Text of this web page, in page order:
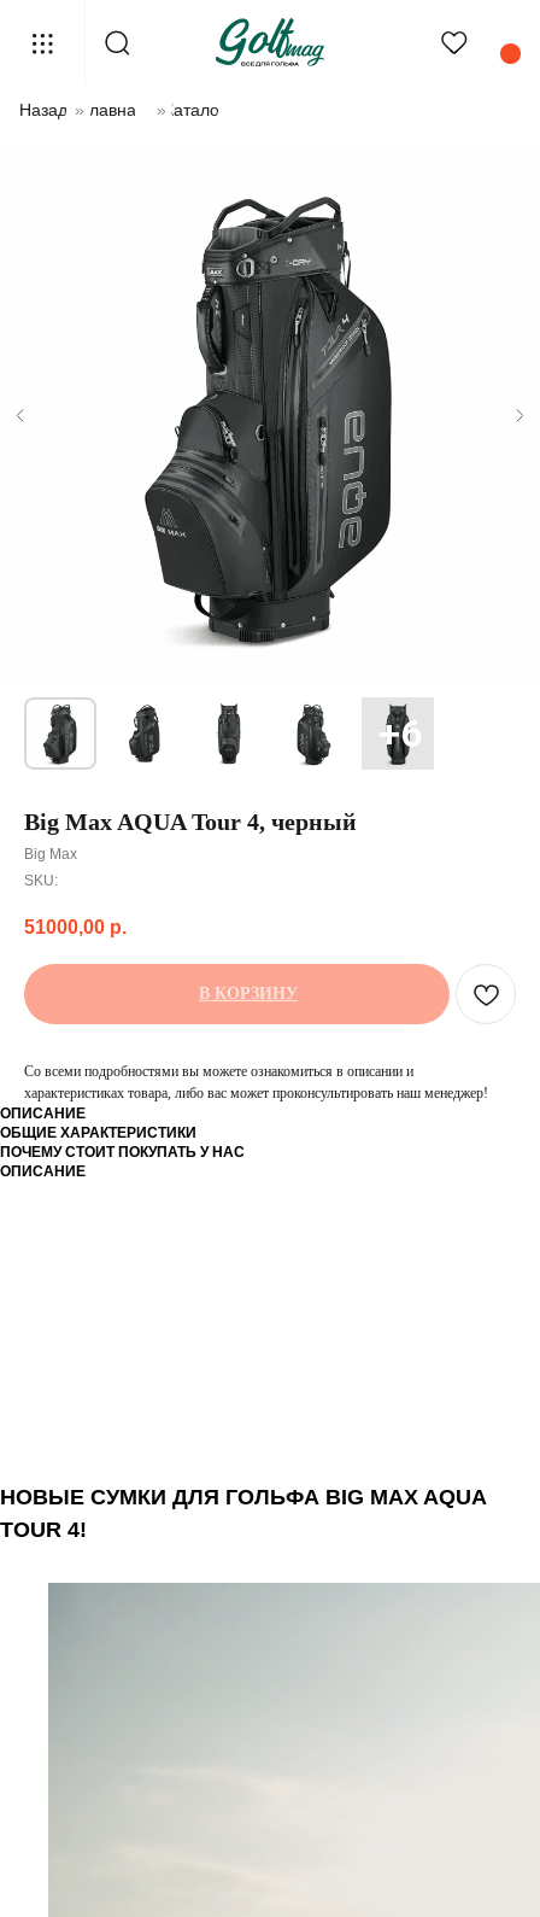
Назад »Главная »Каталог
Big Max AQUA Tour 4, черный
Big Max
SKU:
51000,00 р.
В КОРЗИНУ
Со всеми подробностями вы можете ознакомиться в описании и
характеристиках товара, либо вас может проконсультировать наш менеджер!
ОПИСАНИЕ
ОБЩИЕ ХАРАКТЕРИСТИКИ
ПОЧЕМУ СТОИТ ПОКУПАТЬ У НАС
ОПИСАНИЕ
НОВЫЕ СУМКИ ДЛЯ ГОЛЬФА BIG MAX AQUA
TOUR 4!